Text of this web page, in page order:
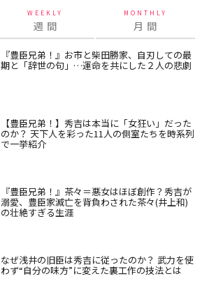
WEEKLY
週 間
MONTHLY
月 間
『豊臣兄弟！』お市と柴田勝家、自刃しての最
期と「辞世の句」…運命を共にした２人の悲劇
【豊臣兄弟！】秀吉は本当に「女狂い」だった
のか？ 天下人を彩った11人の側室たちを時系列
で一挙紹介
『豊臣兄弟！』茶々＝悪女はほぼ創作？秀吉が
溺愛、豊臣家滅亡を背負わされた茶々(井上和)
の壮絶すぎる生涯
なぜ浅井の旧臣は秀吉に従ったのか？ 武力を使
わず“自分の味方”に変えた裏工作の技法とは